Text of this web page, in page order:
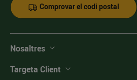
Comprovar el codi postal
Nosaltres
Targeta Client